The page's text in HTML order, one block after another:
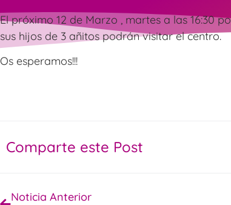
El próximo 12 de Marzo , martes a las 16:30
sus hijos de 3 añitos podrán visitar el centro.
Os esperamos!!!
Comparte este Post
Noticia Anterior